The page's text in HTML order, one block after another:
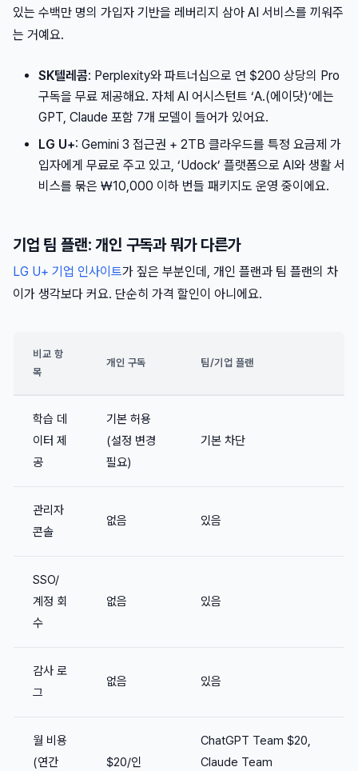
있는 수백만 명의 가입자 기반을 레버리지 삼아 AI 서비스를 끼워주
는 거예요.
SK텔레콤: Perplexity와 파트너십으로 연 $200 상당의 Pro
구독을 무료 제공해요. 자체 AI 어시스턴트 ‘A.(에이닷)‘에는
GPT, Claude 포함 7개 모델이 들어가 있어요.
LG U+: Gemini 3 접근권 + 2TB 클라우드를 특정 요금제 가
입자에게 무료로 주고 있고, ‘Udock’ 플랫폼으로 AI와 생활 서
비스를 묶은 ₩10,000 이하 번들 패키지도 운영 중이에요.
기업 팀 플랜: 개인 구독과 뭐가 다른가
LG U+ 기업 인사이트가 짚은 부분인데, 개인 플랜과 팀 플랜의 차
이가 생각보다 커요. 단순히 가격 할인이 아니에요.
비교 항
목
개인 구독 팀/기업 플랜
학습 데
이터 제
공
기본 허용
(설정 변경
필요)
기본 차단
관리자
콘솔
없음 있음
SSO/
계정 회
수
없음 있음
감사 로
그
없음 있음
월 비용
(연간
$20/인
ChatGPT Team $20,
Claude Team